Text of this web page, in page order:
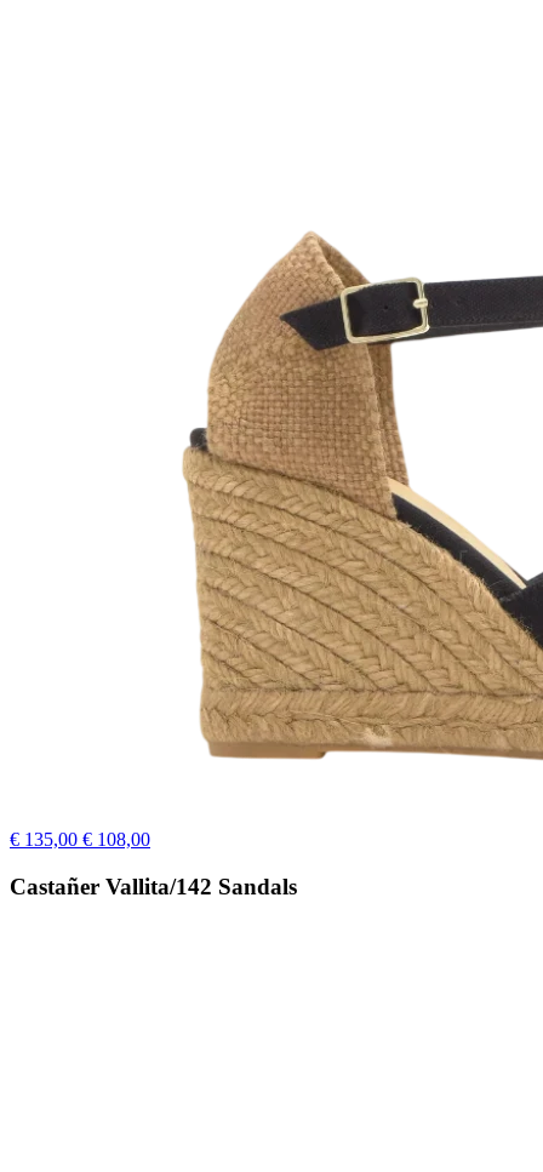
€ 135,00 € 108,00
Castañer Vallita/142 Sandals